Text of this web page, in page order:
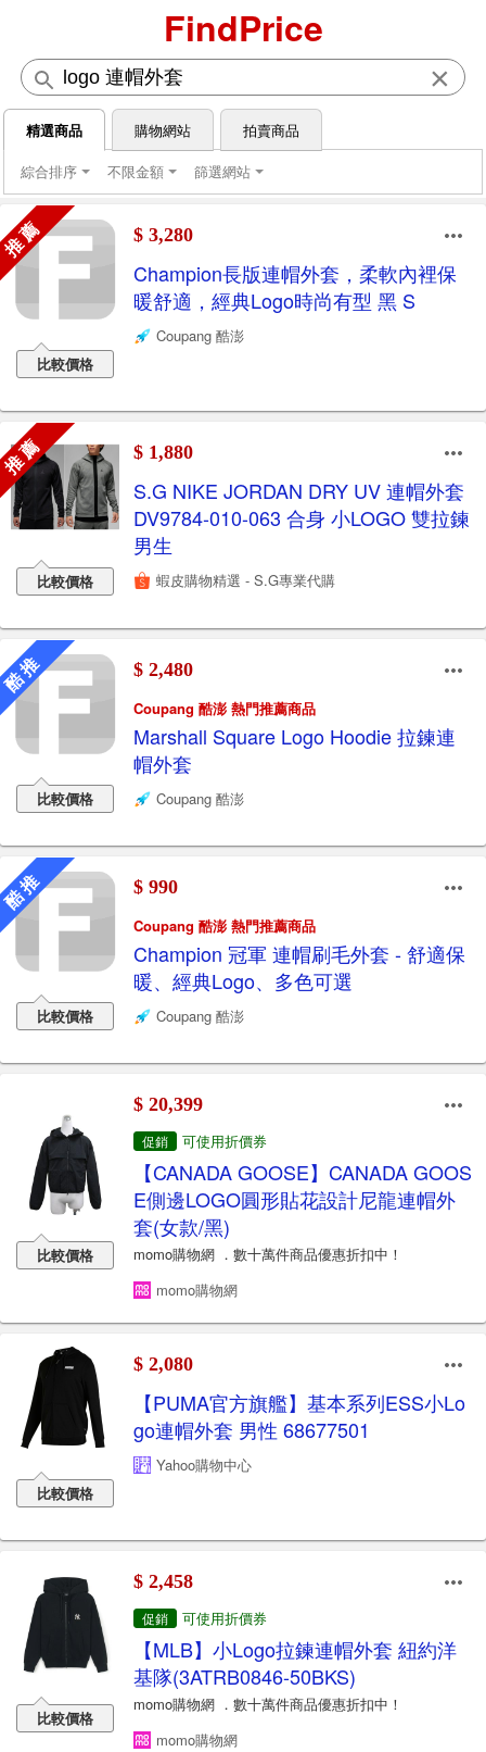
FindPrice
×
精選商品 購物網站
拍賣商品
綜合排序
不限金額 篩選網站
薦
比較價格
$ 3,280
Champion長版連帽外套，柔軟內裡保
暖舒適，經典Logo時尚有型 黑 S
Coupang 酷澎
薦
比較價格
$ 1,880
S.G NIKE JORDAN DRY UV 連帽外套
DV9784-010-063 合身 小LOGO 雙拉鍊
男生
蝦皮購物精選 - S.G專業代購
推
比較價格
$ 2,480
Coupang 酷澎 熱門推薦商品
Marshall Square Logo Hoodie 拉鍊連
帽外套
Coupang 酷澎
推
比較價格
$ 990
Coupang 酷澎 熱門推薦商品
Champion 冠軍 連帽刷毛外套 - 舒適保
暖、經典Logo、多色可選
Coupang 酷澎
比較價格
$ 20,399
促銷 可使用折價券
【CANADA GOOSE】CANADA GOOS
E側邊LOGO圓形貼花設計尼龍連帽外
套(女款/黑)
momo購物網 ．數十萬件商品優惠折扣中！
momo購物網
比較價格
$ 2,080
【PUMA官方旗艦】基本系列ESS小Lo
go連帽外套 男性 68677501
Yahoo購物中心
比較價格
$ 2,458
促銷 可使用折價券
【MLB】小Logo拉鍊連帽外套 紐約洋
基隊(3ATRB0846-50BKS)
momo購物網 ．數十萬件商品優惠折扣中！
momo購物網